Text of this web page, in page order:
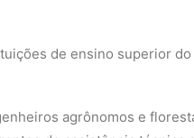
de ensino superior
agrônomos e